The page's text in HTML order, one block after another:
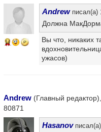
14
Andrewписал(а)
Должна
Вы что, никаких
ужасов)
Andrew (Главный
80871
Hasanovписал(а)